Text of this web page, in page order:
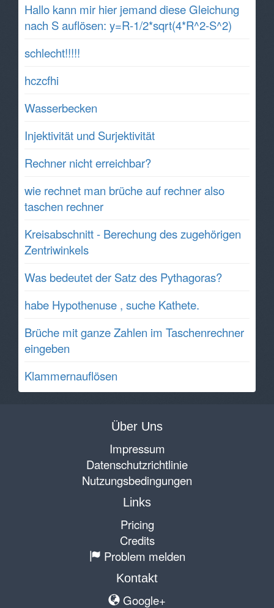
Hallo kann mir hier jemand diese Gleichung
nach S auflösen: y=R-1/2*sqrt(4*R^2-S^2)
schlecht!!!!!
hczcfhi
Wasserbecken
Injektivität und Surjektivität
Rechner nicht erreichbar?
wie rechnet man brüche auf rechner also
taschen rechner
Kreisabschnitt - Berechung des zugehörigen
Zentriwinkels
Was bedeutet der Satz des Pythagoras?
habe Hypothenuse , suche Kathete.
Brüche mit ganze Zahlen im Taschenrechner
eingeben
Klammernauflösen
Über Uns
Impressum
Datenschutzrichtlinie
Nutzungsbedingungen
Links
Pricing
Credits
Problem melden
Kontakt
Google+